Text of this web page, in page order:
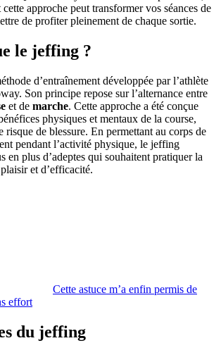
approche peut transformer vos séances de
de profiter pleinement de chaque sortie.
le jeffing ?
d’entraînement développée par l’athlète
Son principe repose sur l’alternance entre
et de marche. Cette approche a été conçue
physiques et mentaux de la course,
risque de blessure. En permettant au corps de
pendant l’activité physique, le jeffing
en plus d’adeptes qui souhaitent pratiquer la
et d’efficacité.
Cette astuce m’a enfin permis de
effort
du jeffing